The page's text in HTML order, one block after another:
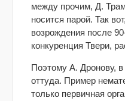
между прочим, Д.
носится парой. Так
возрождения после
конкуренция Твери,
Поэтому А. Дронову, в
оттуда. Пример
только первичная